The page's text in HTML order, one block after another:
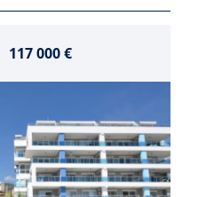
117 000 €